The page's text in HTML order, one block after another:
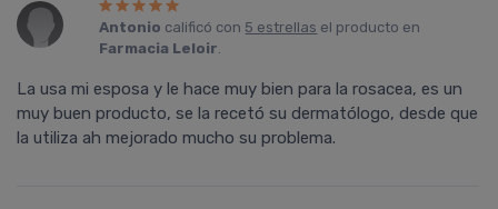
Antonio calificó con 5 estrellas el producto en
Farmacia Leloir.
La usa mi esposa y le hace muy bien para la rosacea, es un
muy buen producto, se la recetó su dermatólogo, desde que
la utiliza ah mejorado mucho su problema.